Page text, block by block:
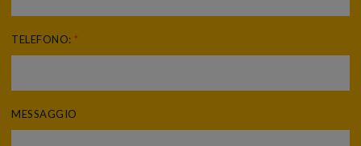
TELEFONO: *
MESSAGGIO